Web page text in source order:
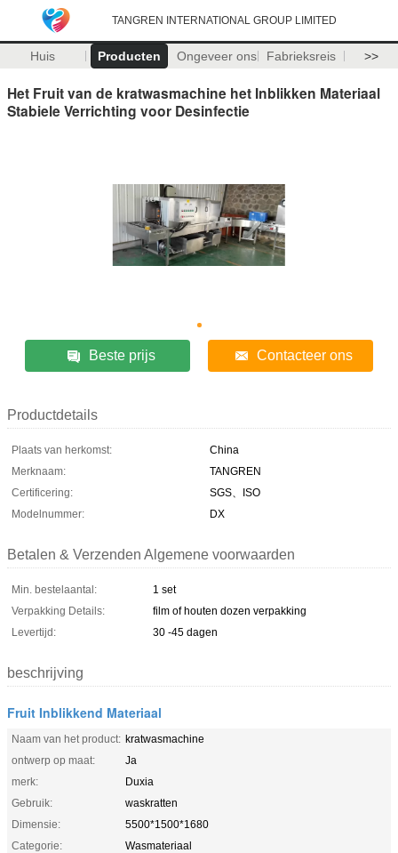
TANGREN INTERNATIONAL GROUP LIMITED
Huis Producten Ongeveer ons Fabrieksreis >>
Het Fruit van de kratwasmachine het Inblikken Materiaal
Stabiele Verrichting voor Desinfectie
Beste prijs Contacteer ons
Productdetails
Plaats van herkomst:
China
Merknaam:
TANGREN
Certificering:
SGS、ISO
Modelnummer:
DX
Betalen & Verzenden Algemene voorwaarden
Min. bestelaantal:
1 set
Verpakking Details:
film of houten dozen verpakking
Levertijd:
30 -45 dagen
beschrijving
Fruit Inblikkend Materiaal
Naam van het product: kratwasmachine
ontwerp op maat:
Ja
merk:
Duxia
Gebruik:
waskratten
Dimensie:
5500*1500*1680
Categorie:
Wasmateriaal